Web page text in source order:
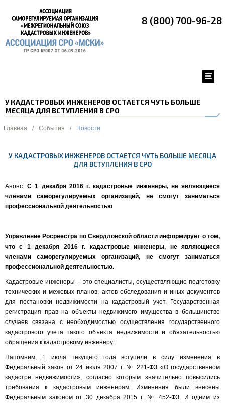
8 (800) 700-96-28
У КАДАСТРОВЫХ ИНЖЕНЕРОВ ОСТАЕТСЯ ЧУТЬ БОЛЬШЕ
МЕСЯЦА ДЛЯ ВСТУПЛЕНИЯ В СРО
Главная / События / Новости
У КАДАСТРОВЫХ ИНЖЕНЕРОВ ОСТАЕТСЯ ЧУТЬ БОЛЬШЕ МЕСЯЦА
ДЛЯ ВСТУПЛЕНИЯ В СРО
Анонс:С 1 декабря 2016 г. кадастровые инженеры, не являющиеся
членами саморегулируемых организаций, не смогут заниматься
профессиональной деятельностью
Управление Росреестра по Свердловской области информирует о том,
что с 1 декабря 2016 г. кадастровые инженеры, не являющиеся
членами саморегулируемых организаций, не смогут заниматься
профессиональной деятельностью.
Кадастровые инженеры – это специалисты, осуществляющие подготовку
технических и межевых планов, актов обследования и иных документов
для постановки недвижимости на кадастровый учет. Государственная
регистрация прав на объекты недвижимого имущества в большинстве
случаев связана с необходимостью осуществления государственного
кадастрового учета такого объекта недвижимости и обязательностью
обращения к кадастровому инженеру.
Напомним, 1 июля текущего года вступили в силу изменения в
Федеральный закон от 24 июля 2007 г. № 221-ФЗ «О государственном
кадастре недвижимости», согласно которым значительно повысились
требования к кадастровым инженерам. Изменения были внесены
Федеральным законом от 30 декабря 2015 г. № 452-ФЗ. И одним из